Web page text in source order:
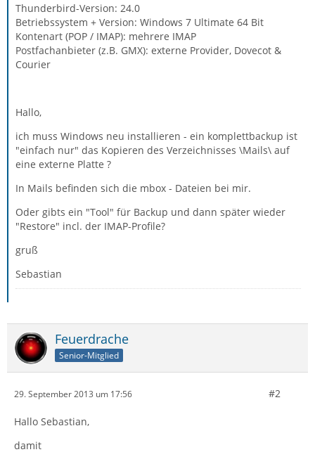
Thunderbird-Version: 24.0
Betriebssystem + Version: Windows 7 Ultimate 64 Bit
Kontenart (POP / IMAP): mehrere IMAP
Postfachanbieter (z.B. GMX): externe Provider, Dovecot &
Courier
Hallo,
ich muss Windows neu installieren - ein komplettbackup ist
"einfach nur" das Kopieren des Verzeichnisses \Mails\ auf
eine externe Platte ?
In Mails befinden sich die mbox - Dateien bei mir.
Oder gibts ein "Tool" für Backup und dann später wieder
"Restore" incl. der IMAP-Profile?
gruß
Sebastian
Feuerdrache
Senior-Mitglied
29. September 2013 um 17:56 #2
Hallo Sebastian,
damit